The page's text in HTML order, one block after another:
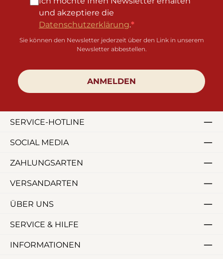
und akzeptiere die
Datenschutzerklärung.
Sie können den Newsletter jederzeit über den Link in unserem
Newsletter abbestellen.
ANMELDEN
SERVICE-HOTLINE
SOCIAL MEDIA
ZAHLUNGSARTEN
VERSANDARTEN
ÜBER UNS
SERVICE & HILFE
INFORMATIONEN